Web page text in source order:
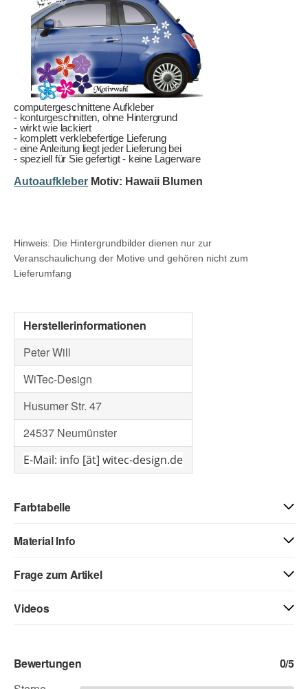
computergeschnittene Aufkleber
- konturgeschnitten, ohne Hintergrund
- wirkt wie lackiert
- komplett verklebefertige Lieferung
- eine Anleitung liegt jeder Lieferung bei
- speziell für Sie gefertigt - keine Lagerware
Autoaufkleber Motiv: Hawaii Blumen
Hinweis: Die Hintergrundbilder dienen nur zur
Veranschaulichung der Motive und gehören nicht zum
Lieferumfang
Herstellerinformationen
Peter Will
WiTec-Design
Husumer Str. 47
24537 Neumünster
E-Mail: info [ät] witec-design.de
Farbtabelle
06 - orange
Material Info
Frage zum Artikel
Kontaktdaten
Videos
Dieses Video kann nicht angezeigt werden.
Bewertungen 0/5